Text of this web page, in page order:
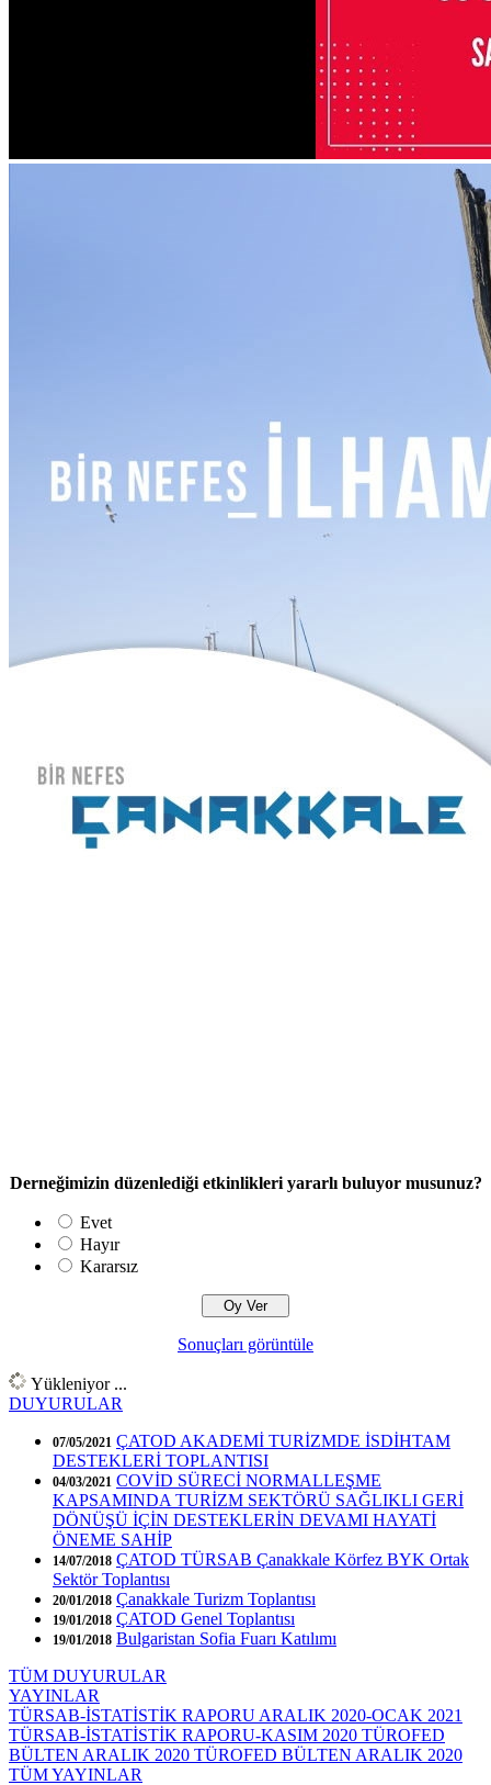
Derneğimizin düzenlediği etkinlikleri yararlı buluyor musunuz?
Evet
Hayır
Kararsız
Sonuçları görüntüle
Yükleniyor ...
DUYURULAR
07/05/2021 ÇATOD AKADEMİ TURİZMDE İSDİHTAM
DESTEKLERİ TOPLANTISI
04/03/2021 COVİD SÜRECİ NORMALLEŞME
KAPSAMINDA TURİZM SEKTÖRÜ SAĞLIKLI GERİ
DÖNÜŞÜ İÇİN DESTEKLERİN DEVAMI HAYATİ
ÖNEME SAHİP
14/07/2018 ÇATOD TÜRSAB Çanakkale Körfez BYK Ortak
Sektör Toplantısı
20/01/2018 Çanakkale Turizm Toplantısı
19/01/2018 ÇATOD Genel Toplantısı
19/01/2018 Bulgaristan Sofia Fuarı Katılımı
TÜM DUYURULAR
YAYINLAR
TÜRSAB-İSTATİSTİK RAPORU ARALIK 2020-OCAK 2021
TÜRSAB-İSTATİSTİK RAPORU-KASIM 2020 TÜROFED
BÜLTEN ARALIK 2020 TÜROFED BÜLTEN ARALIK 2020
TÜM YAYINLAR